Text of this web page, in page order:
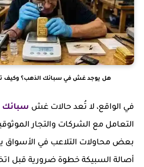
هل يوجد غش في سبائك الذهب؟ وكيف
في الواقع، لا تُعد حالات غش سبائك
التعامل مع الشركات والتجار
بعض محاولات التلاعب في الأسواق
أصالة السبيكة خطوة ضرورية قبل